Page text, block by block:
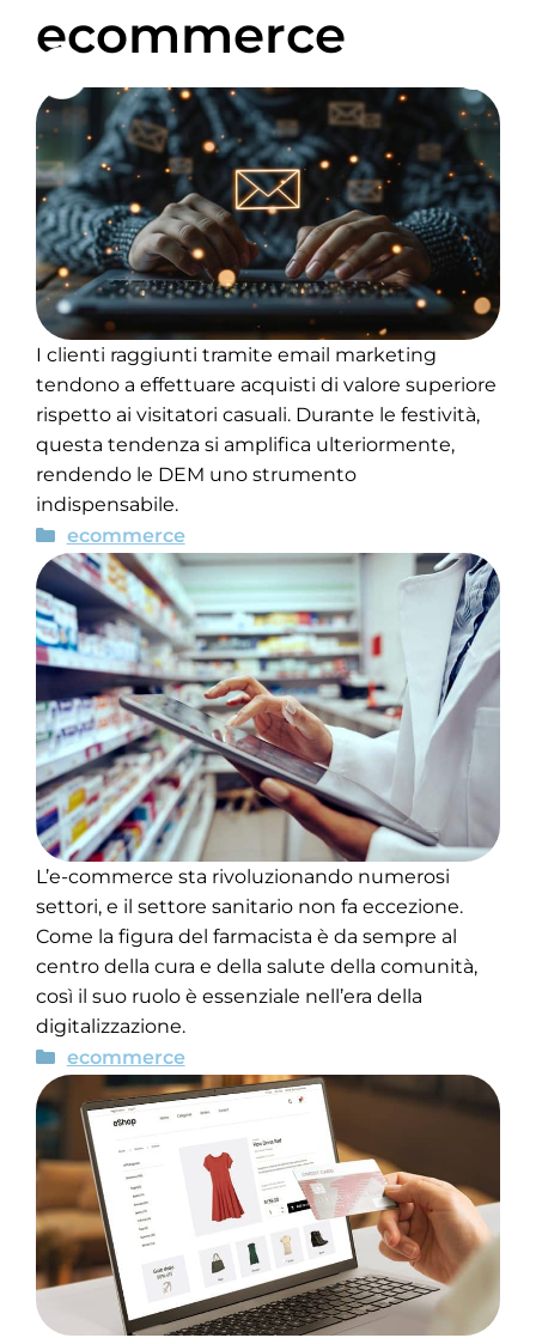
ecommerce
I clienti raggiunti tramite email marketing
tendono a effettuare acquisti di valore superiore
rispetto ai visitatori casuali. Durante le festività,
questa tendenza si amplifica ulteriormente,
rendendo le DEM uno strumento
indispensabile.
ecommerce
L’e-commerce sta rivoluzionando numerosi
settori, e il settore sanitario non fa eccezione.
Come la figura del farmacista è da sempre al
centro della cura e della salute della comunità,
così il suo ruolo è essenziale nell’era della
digitalizzazione.
ecommerce